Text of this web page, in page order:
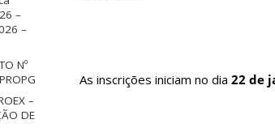
–
–
Nº
–
DE
As inscrições iniciam no dia 22 de